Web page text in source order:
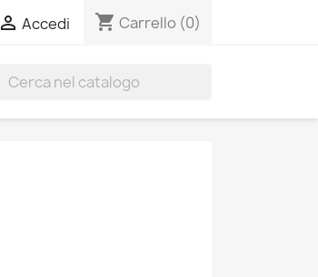
 Accedi shopping_cart Carrello (0)